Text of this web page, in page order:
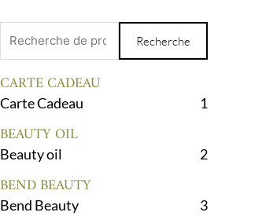
Recherche
pour :
Recherche
CARTE CADEAU
Carte Cadeau 1
BEAUTY OIL
Beauty oil 2
BEND BEAUTY
Bend Beauty 3